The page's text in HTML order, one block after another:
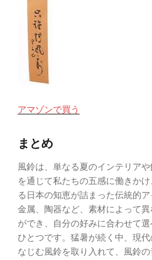
アマゾンで買う
まとめ
風鈴は、単なる夏のインテリア
を通じて私たちの五感に働きか
る日本の知恵が詰まった伝統的
金属、陶器など、素材によって
ができ、自分の好みに合わせて
ひとつです。猛暑が続く中、現
なじむ風鈴を取り入れて、風鈴の